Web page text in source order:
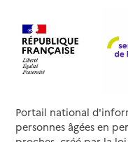
Portail national
personnes âgées en